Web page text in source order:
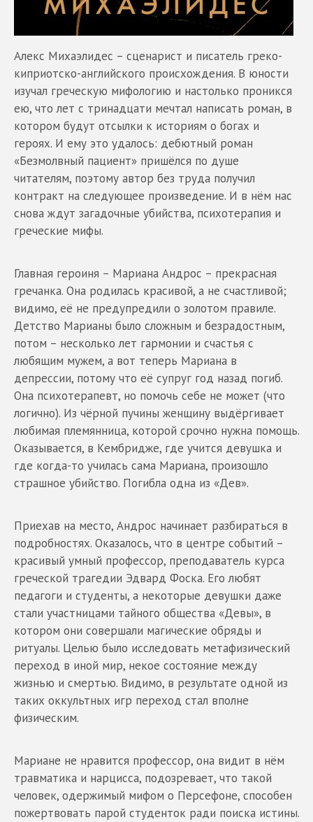
Алекс Михаэлидес – сценарист и писатель греко-
киприотско-английского происхождения. В юности
изучал греческую мифологию и настолько проникся
ею, что лет с тринадцати мечтал написать роман, в
котором будут отсылки к историям о богах и
героях. И ему это удалось: дебютный роман
«Безмолвный пациент» пришёлся по душе
читателям, поэтому автор без труда получил
контракт на следующее произведение. И в нём нас
снова ждут загадочные убийства, психотерапия и
греческие мифы.
Главная героиня – Мариана Андрос – прекрасная
гречанка. Она родилась красивой, а не счастливой;
видимо, её не предупредили о золотом правиле.
Детство Марианы было сложным и безрадостным,
потом – несколько лет гармонии и счастья с
любящим мужем, а вот теперь Мариана в
депрессии, потому что её супруг год назад погиб.
Она психотерапевт, но помочь себе не может (что
логично). Из чёрной пучины женщину выдёргивает
любимая племянница, которой срочно нужна помощь.
Оказывается, в Кембридже, где учится девушка и
где когда-то училась сама Мариана, произошло
страшное убийство. Погибла одна из «Дев».
Приехав на место, Андрос начинает разбираться в
подробностях. Оказалось, что в центре событий –
красивый умный профессор, преподаватель курса
греческой трагедии Эдвард Фоска. Его любят
педагоги и студенты, а некоторые девушки даже
стали участницами тайного общества «Девы», в
котором они совершали магические обряды и
ритуалы. Целью было исследовать метафизический
переход в иной мир, некое состояние между
жизнью и смертью. Видимо, в результате одной из
таких оккультных игр переход стал вполне
физическим.
Мариане не нравится профессор, она видит в нём
травматика и нарцисса, подозревает, что такой
человек, одержимый мифом о Персефоне, способен
пожертвовать парой студенток ради поиска истины.